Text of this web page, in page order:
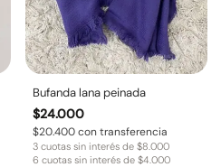
Bufanda lana peinada
$24.000
$20.400con transferencia
3 cuotas sin interés de$8.000
6 cuotas sin interés de$4.000